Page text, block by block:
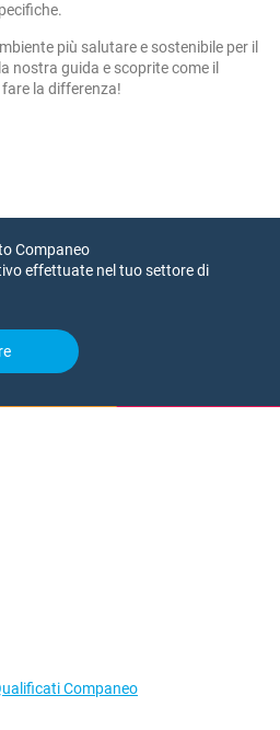
più salutare e sostenibile per il
nostra guida e scoprite come il
la differenza!
Companeo
effettuate nel tuo settore di
Companeo